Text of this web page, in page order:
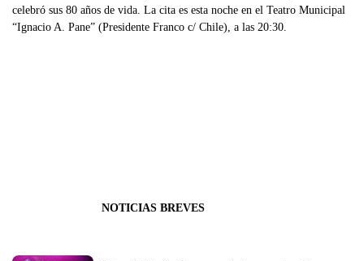
celebró sus 80 años de vida. La cita es esta noche en el Teatro Municipal
“Ignacio A. Pane” (Presidente Franco c/ Chile), a las 20:30.
NOTICIAS BREVES